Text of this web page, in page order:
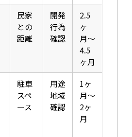
民家
との
距離
開発
行為
確認
2.5
ヶ
月〜
4.5
ヶ月
駐車
スペ
ース
用途
地域
確認
1ヶ
月〜
2ヶ
月